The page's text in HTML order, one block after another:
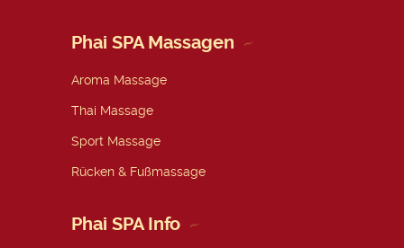
Phai SPA Massagen
Aroma Massage
Thai Massage
Sport Massage
Rücken & Fußmassage
Phai SPA Info